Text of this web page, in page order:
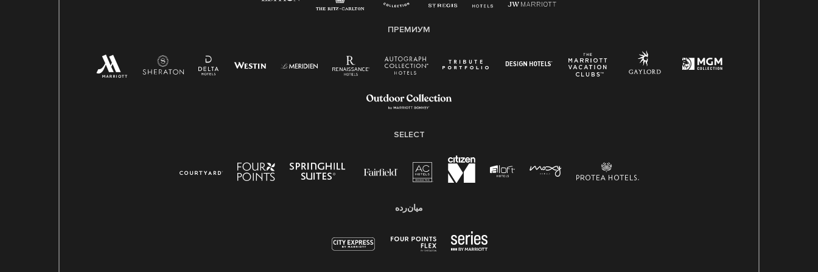
ПРЕМИУМ
SELECT
میان‌رده